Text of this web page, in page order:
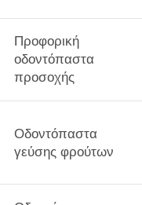
Προφορική
οδοντόπαστα
προσοχής
Οδοντόπαστα
γεύσης φρούτων